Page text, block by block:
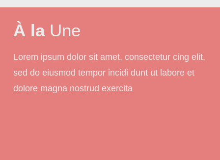
À laUne
Lorem ipsum dolor sit amet, consectetur cing elit,
sed do eiusmod tempor incidi dunt ut labore et
dolore magna nostrud exercita